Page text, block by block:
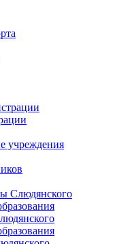
учреждения
Слюдянского